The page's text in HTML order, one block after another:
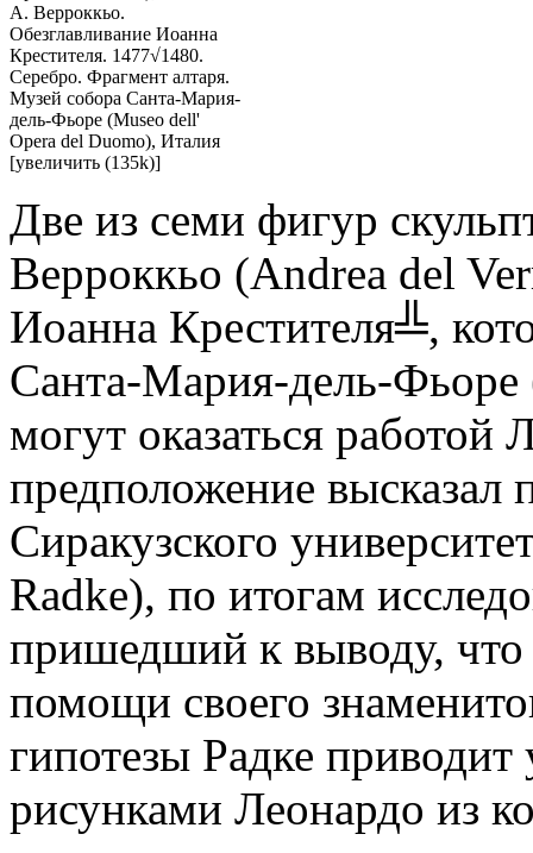
А. Верроккьо.
Обезглавливание Иоанна
Крестителя. 1477√1480.
Серебро. Фрагмент алтаря.
Музей собора Санта-Мария-
дель-Фьоре (Museo dell'
Opera del Duomo), Италия
[увеличить (135k)]
Две из семи фигур
Верроккьо (Andrea del
Иоанна Крестителя╩,
Санта-Мария-дель-
могут оказаться
предположение высказал
Сиракузского
Radke), по итогам
пришедший к выводу, что
помощи своего
гипотезы Радке приводит
рисунками Леонардо из